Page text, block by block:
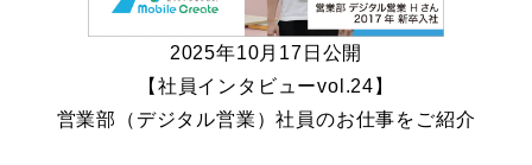
2025年10月17日公開
【社員インタビューvol.24】
営業部（デジタル営業）社員のお仕事をご紹介